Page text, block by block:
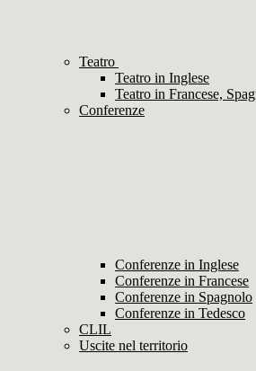
Teatro
Teatro in Inglese
Teatro in Francese,
Conferenze
Conferenze in Inglese
Conferenze in Francese
Conferenze in Spagnolo
Conferenze in Tedesco
CLIL
Uscite nel territorio